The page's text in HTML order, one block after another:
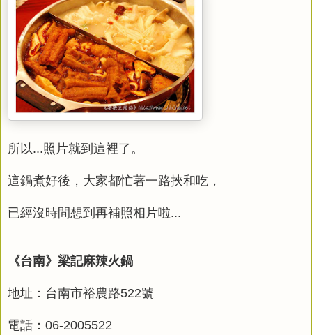
所以...照片就到這裡了。
這鍋煮好後，大家都忙著一路挾和吃，
已經沒時間想到再補照相片啦...
《台南》梁記麻辣火鍋
地址：台南市裕農路522號
電話：06-2005522